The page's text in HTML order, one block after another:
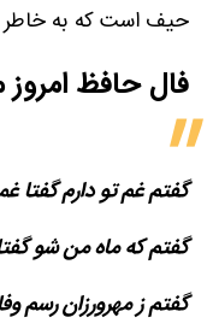
حیف است که به
فال حافظ امروز
گفتم غم تو دارم گفتا
گفتم که ماه من شو
گفتم ز مهرورزان رسم